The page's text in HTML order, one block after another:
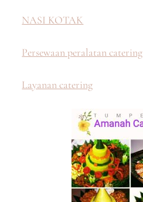
NASI KOTAK
Persewaan peralatan catering
Layanan catering